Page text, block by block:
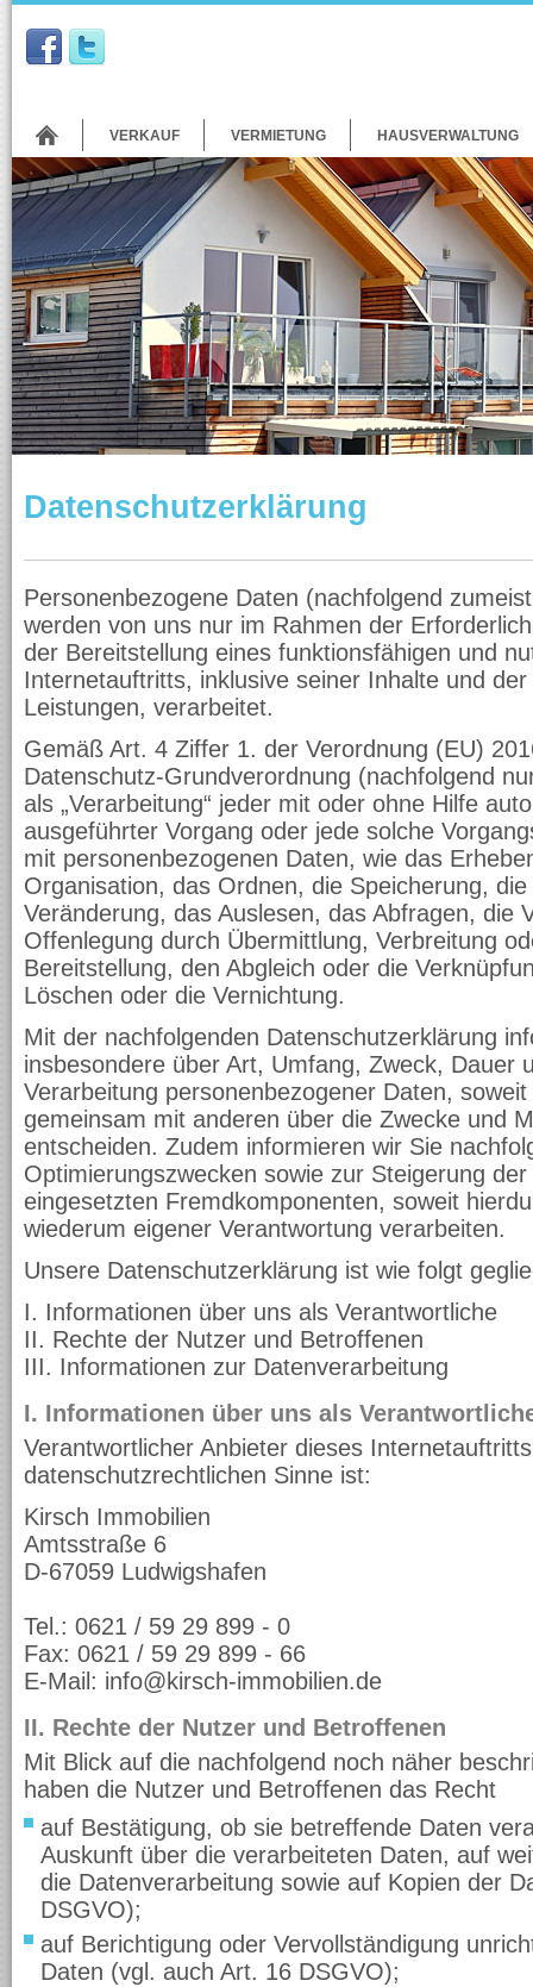
VERKAUF VERMIETUNG HAUSVERWALTUNG
Datenschutzerklärung
Personenbezogene Daten (nachfolgend
werden von uns nur im Rahmen der
der Bereitstellung eines funktionsfähigen und
Internetauftritts, inklusive seiner Inhalte und
Leistungen, verarbeitet.
Gemäß Art. 4 Ziffer 1. der Verordnung (EU)
Datenschutz-Grundverordnung (nachfolgend
als „Verarbeitung“ jeder mit oder ohne Hilfe
ausgeführter Vorgang oder jede solche
mit personenbezogenen Daten, wie das
Organisation, das Ordnen, die Speicherung,
Veränderung, das Auslesen, das Abfragen, die
Offenlegung durch Übermittlung, Verbreitung
Bereitstellung, den Abgleich oder die
Löschen oder die Vernichtung.
Mit der nachfolgenden Datenschutzerklärung
insbesondere über Art, Umfang, Zweck, Dauer
Verarbeitung personenbezogener Daten,
gemeinsam mit anderen über die Zwecke und
entscheiden. Zudem informieren wir Sie
Optimierungszwecken sowie zur Steigerung
eingesetzten Fremdkomponenten, soweit
wiederum eigener Verantwortung verarbeiten.
Unsere Datenschutzerklärung ist wie folgt
I. Informationen über uns als Verantwortliche
II. Rechte der Nutzer und Betroffenen
III. Informationen zur Datenverarbeitung
I. Informationen über uns als
Verantwortlicher Anbieter dieses
datenschutzrechtlichen Sinne ist:
Kirsch Immobilien
Amtsstraße 6
D-67059 Ludwigshafen
Tel.: 0621 / 59 29 899 - 0
Fax: 0621 / 59 29 899 - 66
E-Mail: info@kirsch-immobilien.de
II. Rechte der Nutzer und Betroffenen
Mit Blick auf die nachfolgend noch näher
haben die Nutzer und Betroffenen das Recht
auf Bestätigung, ob sie betreffende Daten
Auskunft über die verarbeiteten Daten, auf
die Datenverarbeitung sowie auf Kopien der
DSGVO);
auf Berichtigung oder Vervollständigung
Daten (vgl. auch Art. 16 DSGVO);